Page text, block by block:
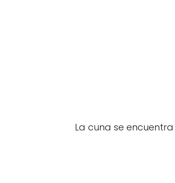
La cuna se